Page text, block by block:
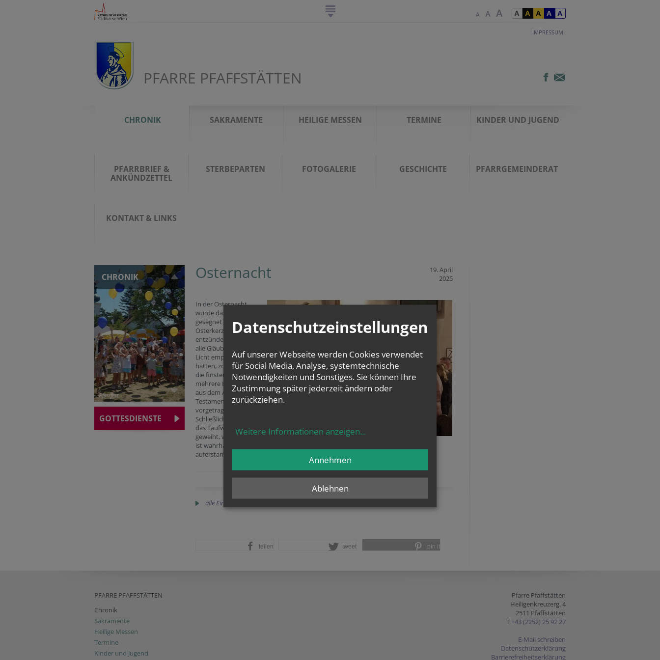
IMPRESSUM
PFARRE PFAFFSTÄTTEN
CHRONIK SAKRAMENTE HEILIGE MESSEN TERMINE KINDER UND JUGEND
PFARRBRIEF &
ANKÜNDZETTEL
STERBEPARTEN FOTOGALERIE GESCHICHTE PFARRGEMEINDERAT
KONTAKT & LINKS
CHRONIK
Pfarrfest
GOTTESDIENSTE
Osternacht
19. April
2025
In der Osternacht
wurde das Feuer
gesegnet und die
Osterkerze daran
entzündet. Nachdem
alle Gläubigen ein
Licht empfangen
hatten, zogen sie in
die finstere Kirche, wo
mehrere Lesungen
aus dem Alten
Testament
vorgetragen wurden.
Schließlich wurde auch
das Taufwasser
geweiht, weil Christus
ist wahrhaft
auferstanden!
alle Einträge anzeigen
teilen tweet pin it
PFARRE PFAFFSTÄTTEN
Chronik
Sakramente
Heilige Messen
Termine
Kinder und Jugend
Pfarre Pfaffstätten
Heiligenkreuzerg. 4
2511 Pfaffstätten
T +43 (2252) 25 92 27
E-Mail schreiben
Datenschutzerklärung
Barrierefreiheitserklärung
Datenschutzeinstellungen
Auf unserer Webseite werden Cookies verwendet
für Social Media, Analyse, systemtechnische
Notwendigkeiten und Sonstiges. Sie können Ihre
Zustimmung später jederzeit ändern oder
zurückziehen.
Weitere Informationen anzeigen...
Ablehnen
Annehmen